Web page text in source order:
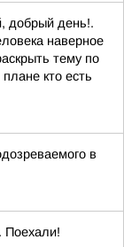
добрый день!.
наверное
тему по
кто есть
в
Поехали!